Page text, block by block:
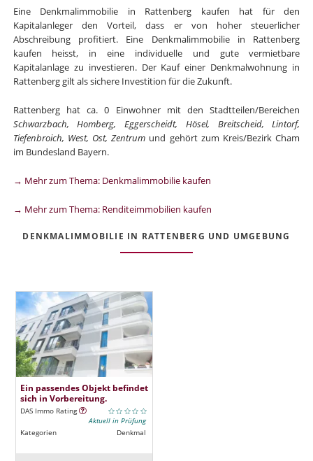
Eine Denkmalimmobilie in Rattenberg kaufen hat für den
Kapitalanleger den Vorteil, dass er von hoher steuerlicher
Abschreibung profitiert. Eine Denkmalimmobilie in Rattenberg
kaufen heisst, in eine individuelle und gute vermietbare
Kapitalanlage zu investieren. Der Kauf einer Denkmalwohnung in
Rattenberg gilt als sichere Investition für die Zukunft.
Rattenberg hat ca. 0 Einwohner mit den Stadtteilen/Bereichen
Schwarzbach, Homberg, Eggerscheidt, Hösel, Breitscheid, Lintorf,
Tiefenbroich, West, Ost, Zentrum und gehört zum Kreis/Bezirk Cham
im Bundesland Bayern.
→ Mehr zum Thema: Denkmalimmobilie kaufen
→ Mehr zum Thema: Renditeimmobilien kaufen
DENKMALIMMOBILIE IN RATTENBERG UND UMGEBUNG
Ein passendes Objekt befindet
sich in Vorbereitung.
DAS Immo Rating
Aktuell in Prüfung
Kategorien
Denkmal